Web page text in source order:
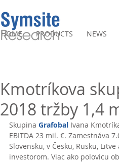
HOME
PRODUCTS NEWS
Kmotríkova
2018 tržby 1,4
Skupina Grafobal Ivana
EBITDA 23 mil. €. Zamestnáva
Slovensku, v Česku, Rusku,
investorom. Viac ako polovicu